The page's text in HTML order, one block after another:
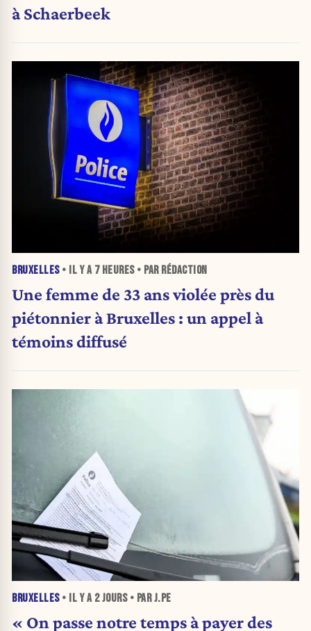
à Schaerbeek
BRUXELLES• IL Y A 7 HEURES• PAR RÉDACTION
Une femme de 33 ans violée près du
piétonnier à Bruxelles : un appel à
témoins diffusé
BRUXELLES• IL Y A 2 JOURS• PAR J.PE
« On passe notre temps à payer des